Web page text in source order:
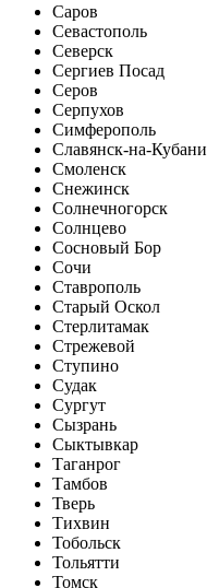
Саров
Севастополь
Северск
Сергиев Посад
Серов
Серпухов
Симферополь
Славянск-на-Кубани
Смоленск
Снежинск
Солнечногорск
Солнцево
Сосновый Бор
Сочи
Ставрополь
Старый Оскол
Стерлитамак
Стрежевой
Ступино
Судак
Сургут
Сызрань
Сыктывкар
Таганрог
Тамбов
Тверь
Тихвин
Тобольск
Тольятти
Томск